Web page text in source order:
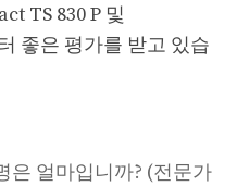
TS 830 P 및
좋은 평가를 받고 있습
은 얼마입니까? (전문가